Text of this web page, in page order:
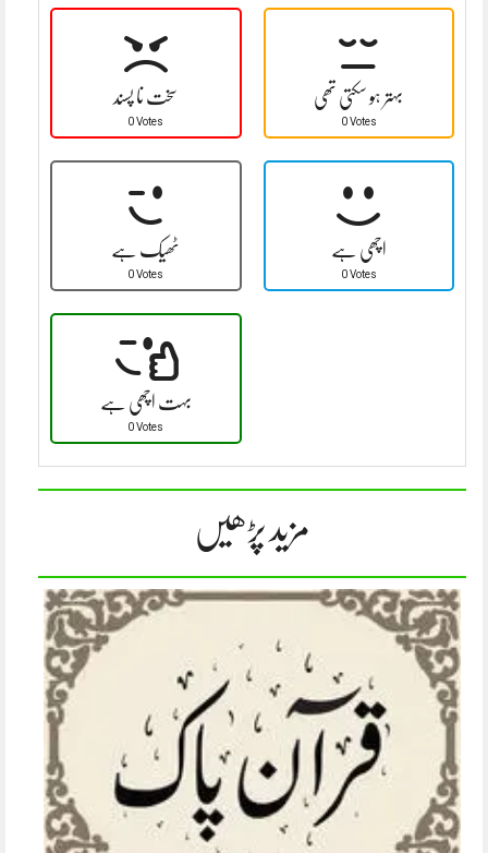
سخت نا پسند
0 Votes
بہتر ہو سکتی تھی
0 Votes
ٹھیک ہے
0 Votes
اچھی ہے
0 Votes
بہت اچھی ہے
0 Votes
مزید پڑھیں